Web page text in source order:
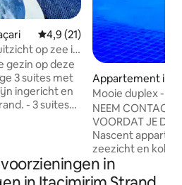
Gemiddelde beoordeling van
4,9 (21)
op zee in
gezin op deze
ingericht en
-
Appartement in
Mooie duplex -
strand van
NEEM CONTACT
VOORDAT JE DE
Nascent
zeezicht en
strand van
met een
in